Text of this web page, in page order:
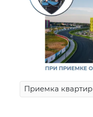
Приемка квартир